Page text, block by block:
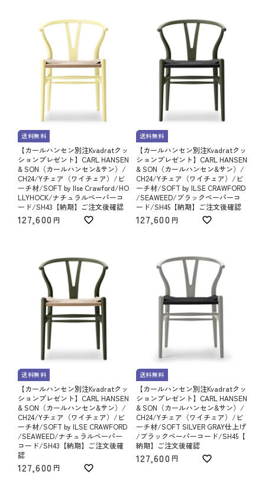
送料無料
【カールハンセン別注Kvadratクッ
ションプレゼント】CARL HANSEN
& SON（カールハンセン&サン）/
CH24/Yチェア（ワイチェア）/ビ
ーチ材/SOFT by Ilse Crawford/HO
LLYHOCK/ナチュラルペーパーコ
ード/SH43【納期】ご注文後確認
127,600
送料無料
【カールハンセン別注Kvadratクッ
ションプレゼント】CARL HANSEN
& SON（カールハンセン&サン）/
CH24/Yチェア（ワイチェア）/ビ
ーチ材/SOFT by ILSE CRAWFORD
/SEAWEED/ブラックペーパーコ
ード/SH45【納期】ご注文後確認
127,600
送料無料
【カールハンセン別注Kvadratクッ
ションプレゼント】CARL HANSEN
& SON（カールハンセン&サン）/
CH24/Yチェア（ワイチェア）/ビ
ーチ材/SOFT by ILSE CRAWFORD
/SEAWEED/ナチュラルペーパー
コード/SH43【納期】ご注文後確
認
127,600
送料無料
【カールハンセン別注Kvadratクッ
ションプレゼント】CARL HANSEN
& SON（カールハンセン&サン）/
CH24/Yチェア（ワイチェア）/ビ
ーチ材/SOFT SILVER GRAY仕上げ
/ブラックペーパーコード/SH45【
納期】ご注文後確認
127,600